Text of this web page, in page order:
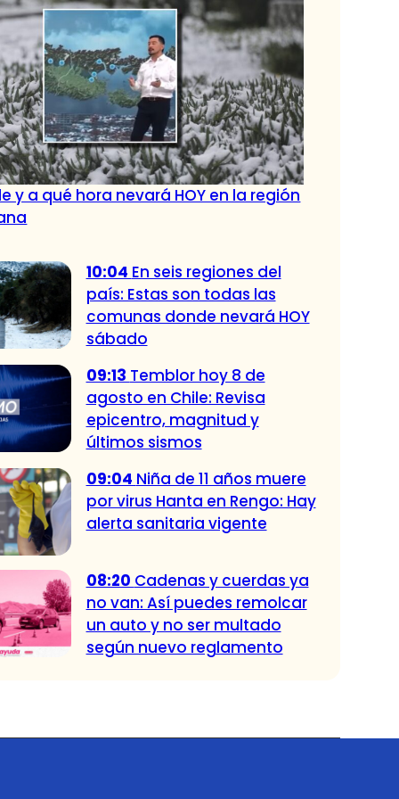
y a qué hora nevará HOY en la región
10:04 En seis regiones del
país: Estas son todas las
comunas donde nevará HOY
sábado
09:13 Temblor hoy 8 de
agosto en Chile: Revisa
epicentro, magnitud y
últimos sismos
09:04 Niña de 11 años muere
por virus Hanta en Rengo: Hay
alerta sanitaria vigente
08:20 Cadenas y cuerdas ya
no van: Así puedes remolcar
un auto y no ser multado
según nuevo reglamento